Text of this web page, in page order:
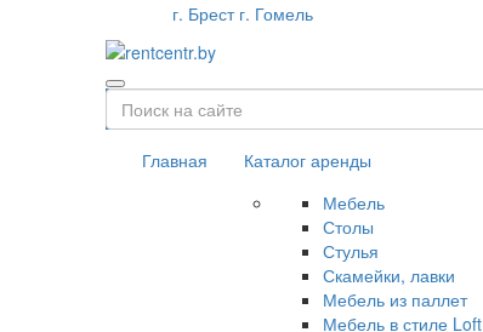
г. Брест г. Гомель
Главная
Каталог аренды
Мебель
Столы
Стулья
Скамейки, лавки
Мебель из паллет
Мебель в стиле Loft